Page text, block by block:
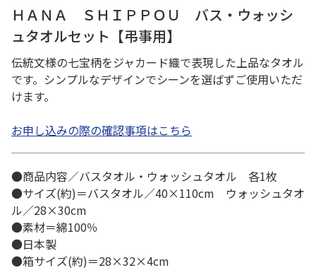
ＨＡＮＡ ＳＨＩＰＰＯＵ バス・ウォッシ
ュタオルセット【弔事用】
伝統文様の七宝柄をジャカード織で表現した上品なタオル
です。シンプルなデザインでシーンを選ばずご使用いただ
けます。
お申し込みの際の確認事項はこちら
●商品内容／バスタオル・ウォッシュタオル 各1枚
●サイズ(約)＝バスタオル／40×110cm ウォッシュタオ
ル／28×30cm
●素材＝綿100％
●日本製
●箱サイズ(約)＝28×32×4cm